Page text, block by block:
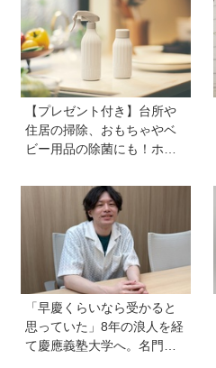
り】
【プレゼント付き】台所や
住居の掃除、おもちゃやベ
ビー用品の除菌にも！ホタ
ーナー「Shell we clean?」
「早慶くらいなら受かると
思っていた」8年の浪人を経
て慶應義塾大学へ。名門・